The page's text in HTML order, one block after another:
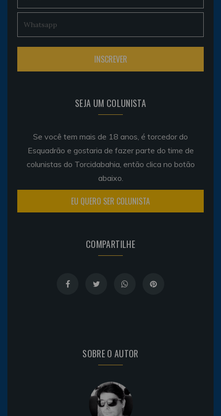
SEJA UM COLUNISTA
Se você tem mais de 18 anos, é torcedor do
Esquadrão e gostaria de fazer parte do time de
colunistas do Torcidabahia, então clica no botão
abaixo.
EU QUERO SER COLUNISTA
COMPARTILHE
SOBRE O AUTOR